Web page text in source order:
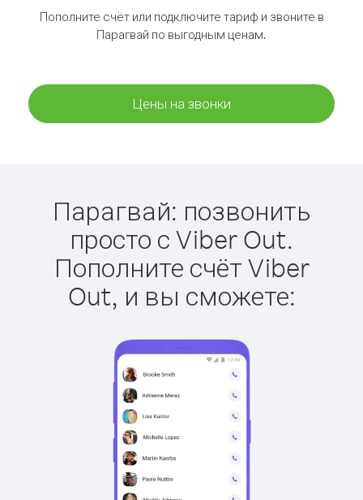
Пополните счёт или подключите тариф и звоните в
Парагвай по выгодным ценам.
Цены на звонки
Парагвай: позвонить
просто с Viber Out.
Пополните счёт Viber
Out, и вы сможете: